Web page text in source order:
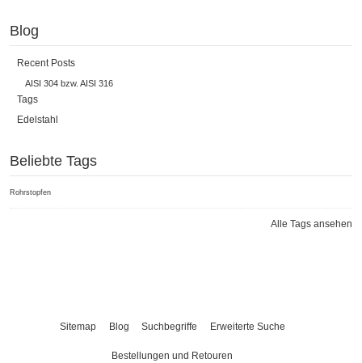
Blog
Recent Posts
AISI 304 bzw. AISI 316
Tags
Edelstahl
Beliebte Tags
Rohrstopfen
Alle Tags ansehen
Sitemap Blog Suchbegriffe Erweiterte Suche
Bestellungen und Retouren